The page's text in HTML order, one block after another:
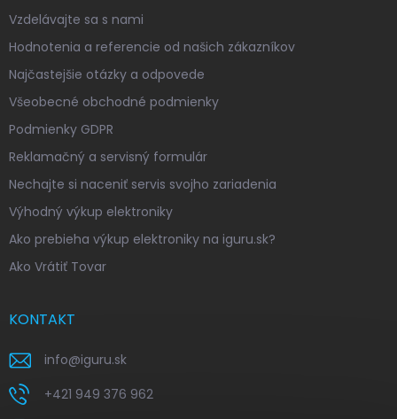
Vzdelávajte sa s nami
Hodnotenia a referencie od našich zákazníkov
Najčastejšie otázky a odpovede
Všeobecné obchodné podmienky
Podmienky GDPR
Reklamačný a servisný formulár
Nechajte si naceniť servis svojho zariadenia
Výhodný výkup elektroniky
Ako prebieha výkup elektroniky na iguru.sk?
Ako Vrátiť Tovar
KONTAKT
info@iguru.sk
+421 949 376 962